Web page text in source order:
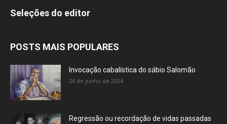
Seleções do editor
POSTS MAIS POPULARES
Invocação cabalística do sábio Salomão
24 de junho de 2024
Regressão ou recordação de vidas passadas